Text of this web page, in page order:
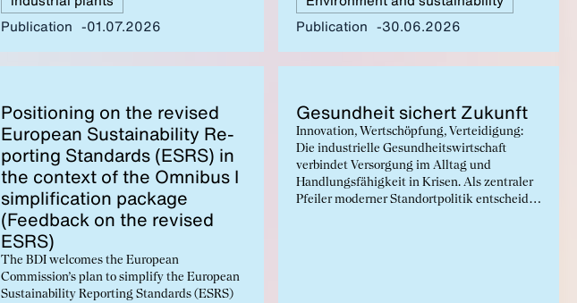
Publication
01.07.2026
Publication
30.06.2026
Po­si­tion­ing on the re­vised
Eu­ro­pean Sus­tain­abil­i­ty Re­
port­ing Stan­dards (ESRS) in
the con­text of the Om­nibus I
sim­pli­fi­ca­tion pack­age
(Feed­back on the re­vised
ESRS)
The BDI welcomes the European
Commission’s plan to simplify the European
Sustainability Reporting Standards (ESRS)
Gesund­heit sichert Zukun­ft
Innovation, Wertschöpfung, Verteidigung:
Die industrielle Gesundheitswirtschaft
verbindet Versorgung im Alltag und
Handlungsfähigkeit in Krisen. Als zentraler
Pfeiler moderner Standortpolitik entscheidet